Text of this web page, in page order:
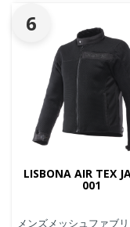
6
LISBONA AIR TEX
001
メンズメッシュファブ